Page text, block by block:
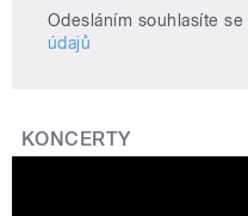
Odesláním souhlasíte se
údajů
KONCERTY